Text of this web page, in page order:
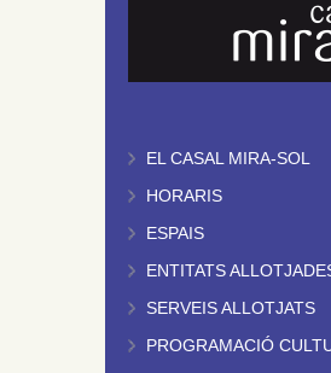
EL CASAL MIRA-SOL
HORARIS
ESPAIS
ENTITATS
SERVEIS ALLOTJATS
PROGRAMACIÓ